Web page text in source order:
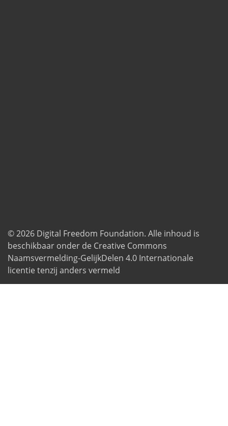
© 2026 Digital Freedom Foundation. Alle inhoud is
beschikbaar onder de Creative Commons
Naamsvermelding-GelijkDelen 4.0 Internationale
licentie tenzij anders vermeld